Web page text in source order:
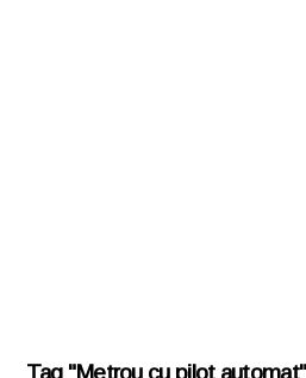
Tag "Metrou cu pilot automat"